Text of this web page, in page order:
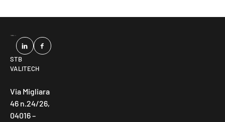
STB
VALITECH
Via Migliara
46 n.24/26,
04016 –